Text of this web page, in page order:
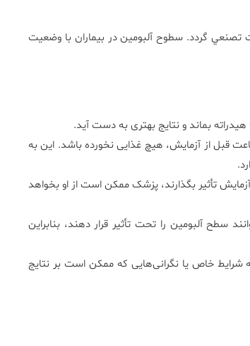
گردد. سطوح آلبومين در بيماران با وضعيت
بماند و نتایج بهتری به دست آید.
پزشکان ممکن است توصیه کنند که بیمار حداقل 8 ساعت قبل از آزمایش، هیچ غذایی نخورده باشد. این به
تأثیر بگذارند، پزشک ممکن است از او بخواهد
سطح آلبومین را تحت تأثیر قرار دهند، بنابراین
شرایط خاص یا نگرانی‌هایی که ممکن است بر نتایج